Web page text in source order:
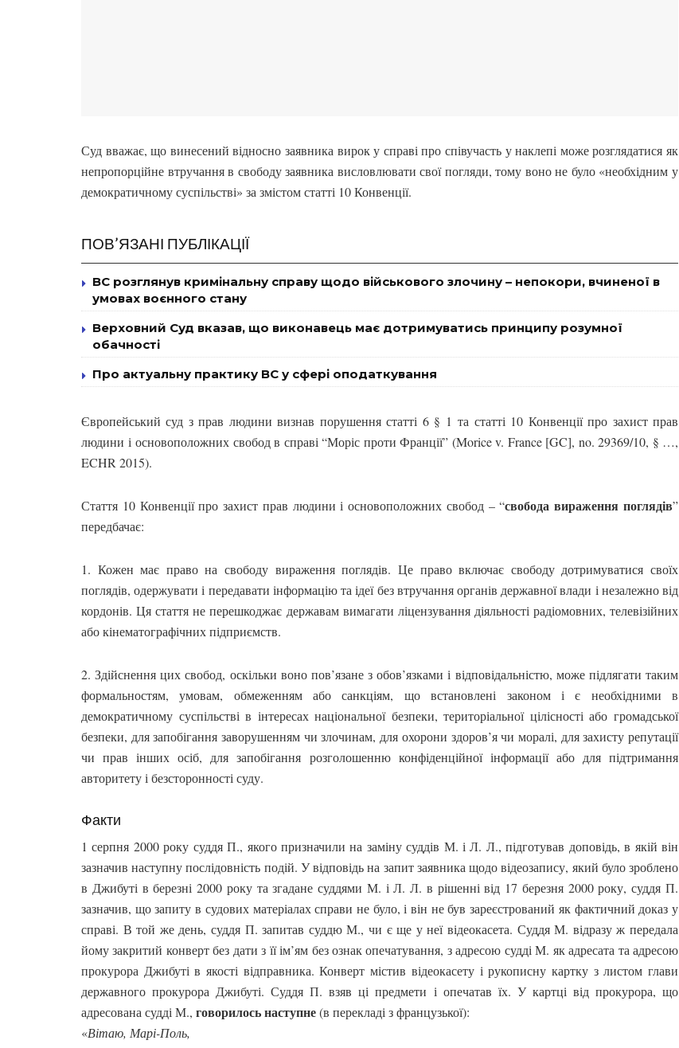
Суд вважає, що винесений відносно заявника вирок у справі про співучасть у наклепі може розглядатися як
непропорційне втручання в свободу заявника висловлювати свої погляди, тому воно не було «необхідним у
демократичному суспільстві» за змістом статті 10 Конвенції.
ПОВ’ЯЗАНІ ПУБЛІКАЦІЇ
ВС розглянув кримінальну справу щодо військового злочину – непокори, вчиненої в
умовах воєнного стану
Верховний Суд вказав, що виконавець має дотримуватись принципу розумної
обачності
Про актуальну практику ВС у сфері оподаткування
Європейський суд з прав людини визнав порушення статті 6 § 1 та статті 10 Конвенції про захист прав
людини і основоположних свобод в справі “Моріс проти Франції” (Morice v. France [GC], no. 29369/10, § …,
ECHR 2015).
Стаття 10 Конвенції про захист прав людини і основоположних свобод – “свобода вираження поглядів”
передбачає:
1. Кожен має право на свободу вираження поглядів. Це право включає свободу дотримуватися своїх
поглядів, одержувати і передавати інформацію та ідеї без втручання органів державної влади і незалежно від
кордонів. Ця стаття не перешкоджає державам вимагати ліцензування діяльності радіомовних, телевізійних
або кінематографічних підприємств.
2. Здійснення цих свобод, оскільки воно пов’язане з обов’язками і відповідальністю, може підлягати таким
формальностям, умовам, обмеженням або санкціям, що встановлені законом і є необхідними в
демократичному суспільстві в інтересах національної безпеки, територіальної цілісності або громадської
безпеки, для запобігання заворушенням чи злочинам, для охорони здоров’я чи моралі, для захисту репутації
чи прав інших осіб, для запобігання розголошенню конфіденційної інформації або для підтримання
авторитету і безсторонності суду.
Факти
1 серпня 2000 року суддя П., якого призначили на заміну суддів М. і Л. Л., підготував доповідь, в якій він
зазначив наступну послідовність подій. У відповідь на запит заявника щодо відеозапису, який було зроблено
в Джибуті в березні 2000 року та згадане суддями М. і Л. Л. в рішенні від 17 березня 2000 року, суддя П.
зазначив, що запиту в судових матеріалах справи не було, і він не був зареєстрований як фактичний доказ у
справі. В той же день, суддя П. запитав суддю М., чи є ще у неї відеокасета. Суддя М. відразу ж передала
йому закритий конверт без дати з її ім’ям без ознак опечатування, з адресою судді М. як адресата та адресою
прокурора Джибуті в якості відправника. Конверт містив відеокасету і рукописну картку з листом глави
державного прокурора Джибуті. Суддя П. взяв ці предмети і опечатав їх. У картці від прокурора, що
адресована судді М., говорилось наступне(в перекладі з французької):
«Вітаю, Марі-Поль,